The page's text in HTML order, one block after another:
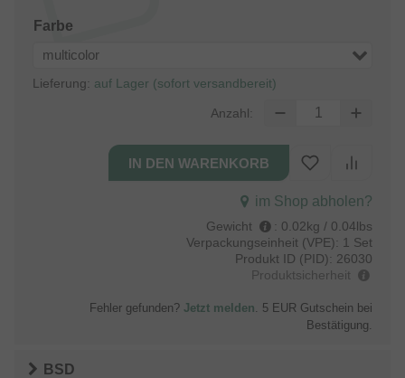
Farbe
multicolor
Lieferung: auf Lager (sofort versandbereit)
Anzahl:
im Shop abholen?
Gewicht : 0.02kg / 0.04lbs
Verpackungseinheit (VPE): 1 Set
Produkt ID (PID): 26030
Produktsicherheit
Fehler gefunden? Jetzt melden. 5 EUR Gutschein bei
Bestätigung.
BSD